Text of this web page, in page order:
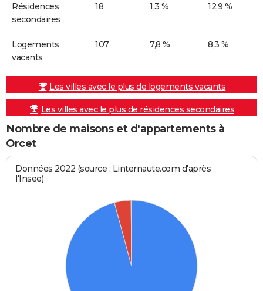
Résidences
secondaires
18 1,3 % 12,9 %
Logements
vacants
107 7,8 % 8,3 %
Les villes avec le plus de logements vacants
Les villes avec le plus de résidences secondaires
Nombre de maisons et d'appartements à
Orcet
Données 2022 (source : Linternaute.com d'après
l'Insee)